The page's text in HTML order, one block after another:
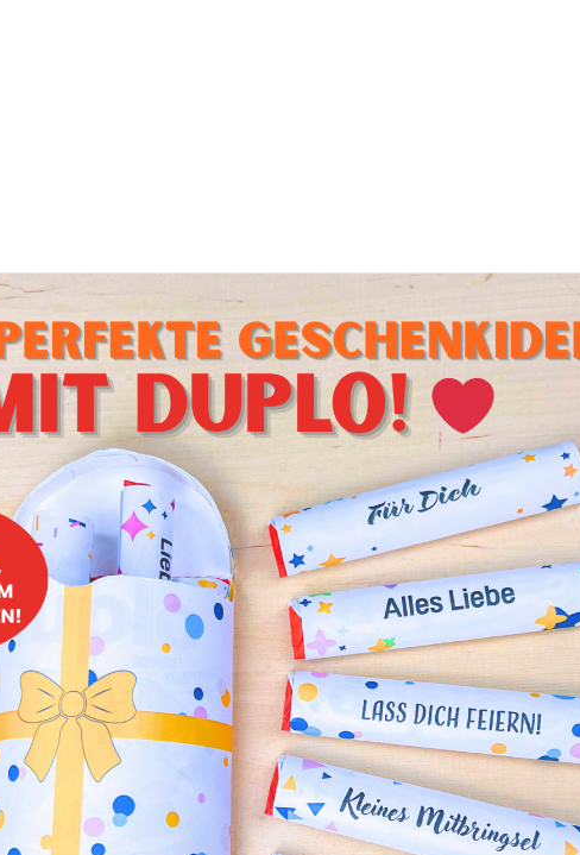
Masken
Tür, und was wäre diese Zeit ohne gruselige Masken? Ob
Vampirmasken oder kreative Ideen wie Zombies und Monster.
Masken sind nicht nur ein Highlight für Halloween, sondern
über für schaurig-schönen Spielspaß sorgen.
kreativer Inspiration direkt in Deinem Postfach?Melde Dich
anund erhalte regelmäßig die neuesten Bastelanleitungen,
für das Maskenbasteln. Verpasse nie wieder die
mit selbstgemachten Masken zu etwas ganz Besonderem
unserer Bastelgemeinschaft und lasse Deine Kreativität